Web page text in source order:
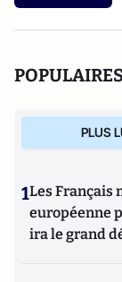
POPULAIRES
PLUS
1Les Français
européenne
ira le grand